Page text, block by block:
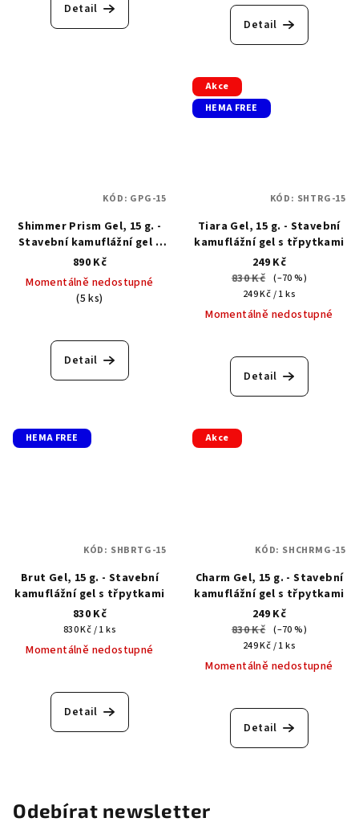
Detail
Detail
Shimmer Prism Gel, 15 g. -
Stavební kamuflážní gel s
třpytkami
890 Kč
Momentálně nedostupné
(5 ks)
Detail
KÓD: GPG-15
Akce
HEMA FREE
Tiara Gel, 15 g. - Stavební
kamuflážní gel s třpytkami
249 Kč
830 Kč (–70 %)
Měrná
cena:
249 Kč / 1 ks
Momentálně nedostupné
Detail
KÓD: SHTRG-15
HEMA FREE
Brut Gel, 15 g. - Stavební
kamuflážní gel s třpytkami
830 Kč
Měrná
cena:
830 Kč / 1 ks
Momentálně nedostupné
Detail
KÓD: SHBRTG-15
Akce
Charm Gel, 15 g. - Stavební
kamuflážní gel s třpytkami
249 Kč
830 Kč (–70 %)
Měrná
cena:
249 Kč / 1 ks
Momentálně nedostupné
Detail
KÓD: SHCHRMG-15
Odebírat newsletter